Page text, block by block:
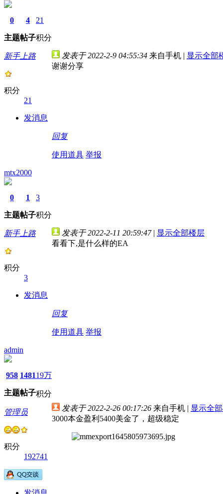
0
主题
4
帖子
21
积分
新手上路
积分
21
发消息
发表于 2022-2-9 04:55:34 来自手机 | 显示全部
谢谢分享
回复
使用道具 举报
mtx2000
0
主题
1
帖子
3
积分
新手上路
积分
3
发消息
发表于 2022-2-11 20:59:47 | 显示全部楼层
看看下,是什么样的EA
回复
使用道具 举报
admin
958
主题
1481
帖子
19万
积分
管理员
积分
192741
发表于 2022-2-26 00:17:26 来自手机 | 显示全
3000本金盈利5400美金了，超级稳定